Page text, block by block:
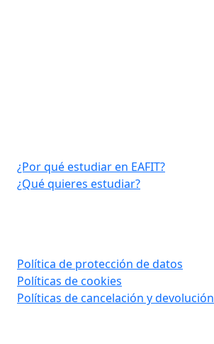
¿Por qué estudiar en EAFIT?
¿Qué quieres estudiar?
Política de protección de datos
Políticas de cookies
Políticas de cancelación y devolución